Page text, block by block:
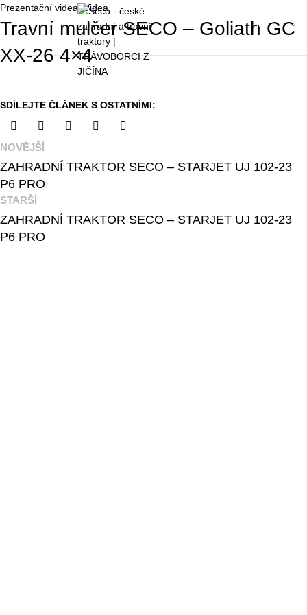
0
Prezentační videa,Videa
Travní mulčer SECO – Goliath GC
XX-26 4×4
NOVĚJŠÍ
ZAHRADNÍ TRAKTOR SECO – STARJET UJ 102-23
P6 PRO
STARŠÍ
ZAHRADNÍ TRAKTOR SECO – STARJET UJ 102-23
P6 PRO